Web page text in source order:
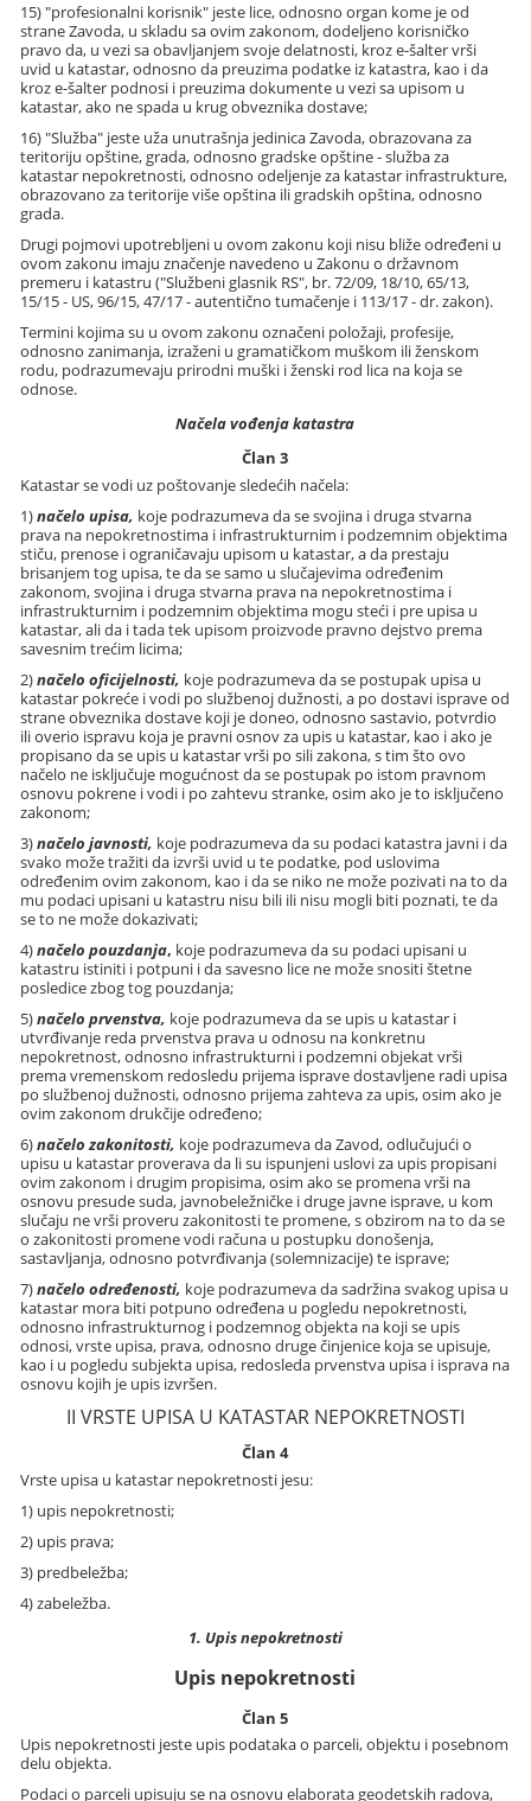
15) "profesionalni korisnik" jeste lice, odnosno organ kome je od
strane Zavoda, u skladu sa ovim zakonom, dodeljeno korisničko
pravo da, u vezi sa obavljanjem svoje delatnosti, kroz e-šalter vrši
uvid u katastar, odnosno da preuzima podatke iz katastra, kao i da
kroz e-šalter podnosi i preuzima dokumente u vezi sa upisom u
katastar, ako ne spada u krug obveznika dostave;
16) "Služba" jeste uža unutrašnja jedinica Zavoda, obrazovana za
teritoriju opštine, grada, odnosno gradske opštine - služba za
katastar nepokretnosti, odnosno odeljenje za katastar infrastrukture,
obrazovano za teritorije više opština ili gradskih opština, odnosno
grada.
Drugi pojmovi upotrebljeni u ovom zakonu koji nisu bliže određeni u
ovom zakonu imaju značenje navedeno u Zakonu o državnom
premeru i katastru ("Službeni glasnik RS", br. 72/09, 18/10, 65/13,
15/15 - US, 96/15, 47/17 - autentično tumačenje i 113/17 - dr. zakon).
Termini kojima su u ovom zakonu označeni položaji, profesije,
odnosno zanimanja, izraženi u gramatičkom muškom ili ženskom
rodu, podrazumevaju prirodni muški i ženski rod lica na koja se
odnose.
Načela vođenja katastra
Član 3
Katastar se vodi uz poštovanje sledećih načela:
1)načelo upisa, koje podrazumeva da se svojina i druga stvarna
prava na nepokretnostima i infrastrukturnim i podzemnim objektima
stiču, prenose i ograničavaju upisom u katastar, a da prestaju
brisanjem tog upisa, te da se samo u slučajevima određenim
zakonom, svojina i druga stvarna prava na nepokretnostima i
infrastrukturnim i podzemnim objektima mogu steći i pre upisa u
katastar, ali da i tada tek upisom proizvode pravno dejstvo prema
savesnim trećim licima;
2)načelo oficijelnosti, koje podrazumeva da se postupak upisa u
katastar pokreće i vodi po službenoj dužnosti, a po dostavi isprave od
strane obveznika dostave koji je doneo, odnosno sastavio, potvrdio
ili overio ispravu koja je pravni osnov za upis u katastar, kao i ako je
propisano da se upis u katastar vrši po sili zakona, s tim što ovo
načelo ne isključuje mogućnost da se postupak po istom pravnom
osnovu pokrene i vodi i po zahtevu stranke, osim ako je to isključeno
zakonom;
3)načelo javnosti, koje podrazumeva da su podaci katastra javni i da
svako može tražiti da izvrši uvid u te podatke, pod uslovima
određenim ovim zakonom, kao i da se niko ne može pozivati na to da
mu podaci upisani u katastru nisu bili ili nisu mogli biti poznati, te da
se to ne može dokazivati;
4)načelo pouzdanja, koje podrazumeva da su podaci upisani u
katastru istiniti i potpuni i da savesno lice ne može snositi štetne
posledice zbog tog pouzdanja;
5)načelo prvenstva, koje podrazumeva da se upis u katastar i
utvrđivanje reda prvenstva prava u odnosu na konkretnu
nepokretnost, odnosno infrastrukturni i podzemni objekat vrši
prema vremenskom redosledu prijema isprave dostavljene radi upisa
po službenoj dužnosti, odnosno prijema zahteva za upis, osim ako je
ovim zakonom drukčije određeno;
6)načelo zakonitosti, koje podrazumeva da Zavod, odlučujući o
upisu u katastar proverava da li su ispunjeni uslovi za upis propisani
ovim zakonom i drugim propisima, osim ako se promena vrši na
osnovu presude suda, javnobeležničke i druge javne isprave, u kom
slučaju ne vrši proveru zakonitosti te promene, s obzirom na to da se
o zakonitosti promene vodi računa u postupku donošenja,
sastavljanja, odnosno potvrđivanja (solemnizacije) te isprave;
7)načelo određenosti, koje podrazumeva da sadržina svakog upisa u
katastar mora biti potpuno određena u pogledu nepokretnosti,
odnosno infrastrukturnog i podzemnog objekta na koji se upis
odnosi, vrste upisa, prava, odnosno druge činjenice koja se upisuje,
kao i u pogledu subjekta upisa, redosleda prvenstva upisa i isprava na
osnovu kojih je upis izvršen.
II VRSTE UPISA U KATASTAR NEPOKRETNOSTI
Član 4
Vrste upisa u katastar nepokretnosti jesu:
1) upis nepokretnosti;
2) upis prava;
3) predbeležba;
4) zabeležba.
1. Upis nepokretnosti
Upis nepokretnosti
Član 5
Upis nepokretnosti jeste upis podataka o parceli, objektu i posebnom
delu objekta.
Podaci o parceli upisuju se na osnovu elaborata geodetskih radova,